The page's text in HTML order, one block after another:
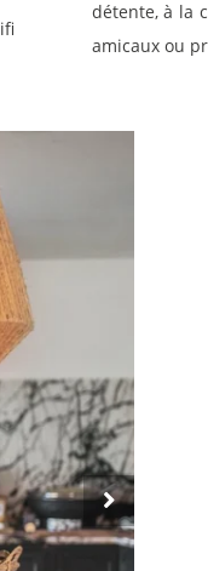
détente, à la
amicaux ou